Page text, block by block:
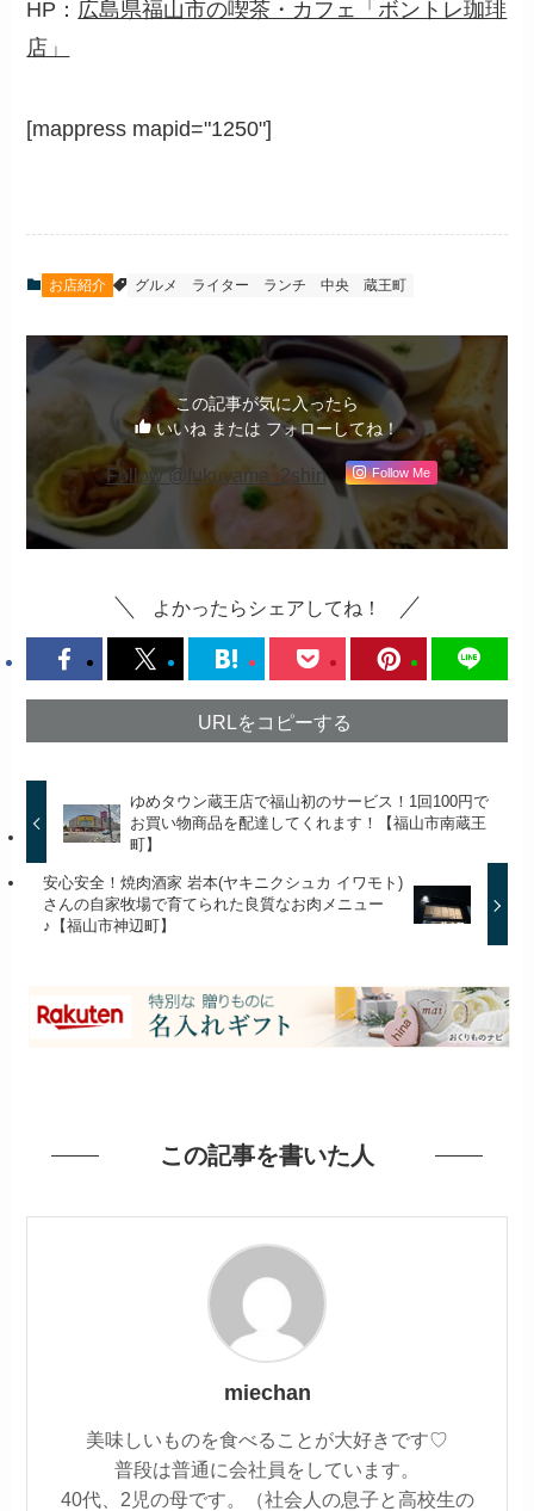
HP： 広島県福山市の喫茶・カフェ「ボントレ珈琲
店」
[mappress mapid="1250"]
お店紹介 グルメ ライター ランチ 中央 蔵王町
この記事が気に入ったら
いいね または フォローしてね！
Follow @fukuyama_2shin Follow Me
よかったらシェアしてね！
URLをコピーする
ゆめタウン蔵王店で福山初のサービス！1回100円で
お買い物商品を配達してくれます！【福山市南蔵王
町】
安心安全！焼肉酒家 岩本(ヤキニクシュカ イワモト)
さんの自家牧場で育てられた良質なお肉メニュー
♪【福山市神辺町】
この記事を書いた人
miechan
美味しいものを食べることが大好きです♡
普段は普通に会社員をしています。
40代、2児の母です。（社会人の息子と高校生の